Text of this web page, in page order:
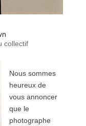
collectif
Nous sommes
heureux de
vous annoncer
que le
photographe